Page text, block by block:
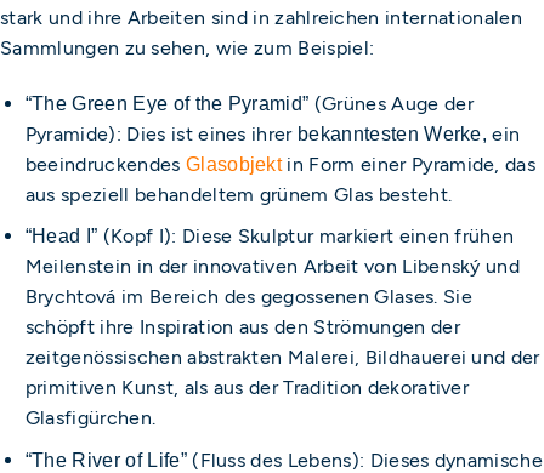
stark und ihre Arbeiten sind in zahlreichen internationalen
Sammlungen zu sehen, wie zum Beispiel:
“The Green Eye of the Pyramid” (Grünes Auge der
Pyramide): Dies ist eines ihrerbekanntesten Werke, ein
beeindruckendes Glasobjekt in Form einer Pyramide, das
aus speziell behandeltem grünem Glas besteht.
“Head I” (Kopf I): Diese Skulptur markiert einen frühen
Meilenstein in der innovativen Arbeit von Libenský und
Brychtová im Bereich des gegossenen Glases. Sie
schöpft ihre Inspiration aus den Strömungen der
zeitgenössischen abstrakten Malerei, Bildhauerei und der
primitiven Kunst, als aus der Tradition dekorativer
Glasfigürchen.
“The River of Life” (Fluss des Lebens): Dieses dynamische